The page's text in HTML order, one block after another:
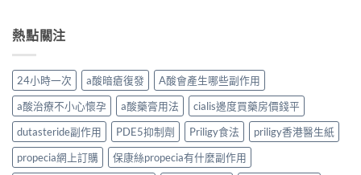
熱點關注
24小時一次 a酸暗瘡復發
A酸會產生哪些副作用
a酸治療不小心懷孕
a酸藥膏用法
cialis邊度買藥房價錢平
dutasteride副作用
PDE5抑制劑 Priligy食法
priligy香港醫生紙
propecia網上訂購
保康絲propecia有什麼副作用